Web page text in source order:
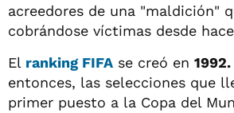
acreedores de una "maldición"
cobrándose víctimas desde
El ranking FIFA se creó en 1992.
entonces, las selecciones que
primer puesto a la Copa del